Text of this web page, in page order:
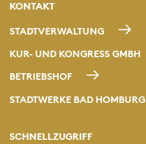
KONTAKT
STADTVERWALTUNG
KUR- UND KONGRESS GMBH
BETRIEBSHOF
STADTWERKE BAD HOMBURG
SCHNELLZUGRIFF